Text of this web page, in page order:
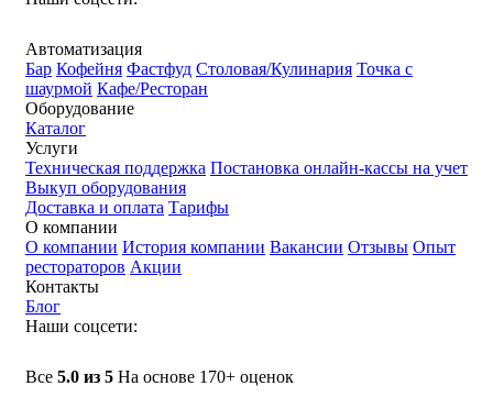
Автоматизация
Бар Кофейня Фастфуд Столовая/Кулинария Точка с
шаурмой Кафе/Ресторан
Оборудование
Каталог
Услуги
Техническая поддержка Постановка онлайн-кассы на учет
Выкуп оборудования
Доставка и оплата Тарифы
О компании
О компании История компании Вакансии Отзывы Опыт
рестораторов Акции
Контакты
Блог
Наши соцсети:
Все 5.0 из 5 На основе 170+ оценок